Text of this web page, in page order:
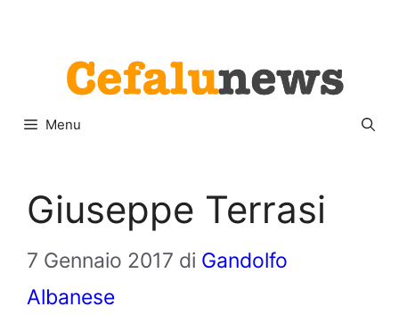
contenuto
Menu
Giuseppe Terrasi
7 Gennaio 2017 di Gandolfo
Albanese